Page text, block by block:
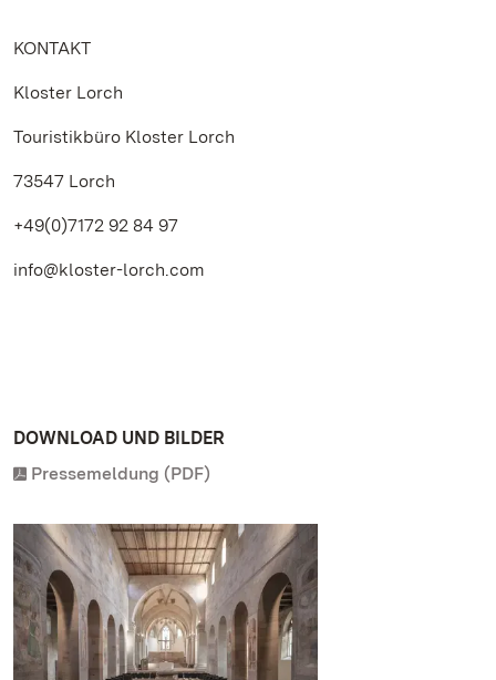
KONTAKT
Kloster Lorch
Touristikbüro Kloster Lorch
73547 Lorch
+49(0)7172 92 84 97
info@kloster-lorch.com
DOWNLOAD UND BILDER
Pressemeldung (PDF)